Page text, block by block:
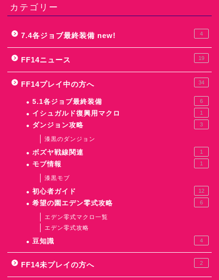
カテゴリー
7.4各ジョブ最終装備 new! 4
FF14ニュース 19
FF14プレイ中の方へ 34
5.1各ジョブ最終装備 6
イシュガルド復興用マクロ 1
ダンジョン攻略 3
漆黒のダンジョン
ボズヤ戦線関連 1
モブ情報 1
漆黒モブ
初心者ガイド 12
希望の園エデン零式攻略 6
エデン零式マクロ一覧
エデン零式攻略
豆知識 4
FF14未プレイの方へ 2